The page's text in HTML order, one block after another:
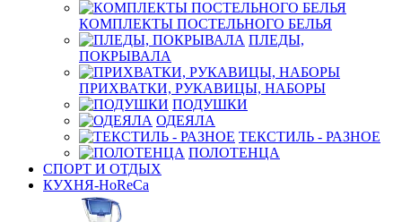
КОМПЛЕКТЫ ПОСТЕЛЬНОГО БЕЛЬЯ
ПЛЕДЫ,
ПОКРЫВАЛА
ПРИХВАТКИ, РУКАВИЦЫ, НАБОРЫ
ПОДУШКИ
ОДЕЯЛА
ТЕКСТИЛЬ - РАЗНОЕ
ПОЛОТЕНЦА
СПОРТ И ОТДЫХ
КУХНЯ-HoReCa